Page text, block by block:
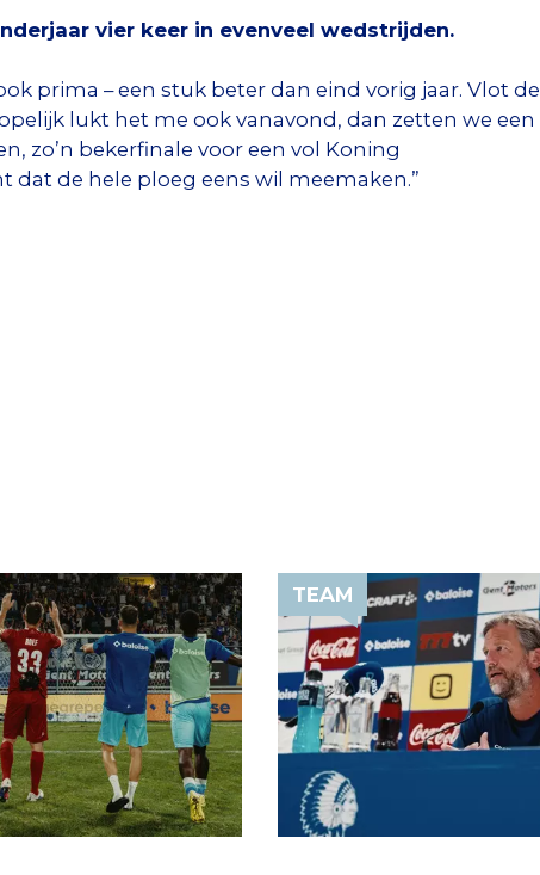
vier keer in evenveel wedstrijden.
prima – een stuk beter dan eind vorig jaar. Vlot de
lukt het me ook vanavond, dan zetten we een
zo’n bekerfinale voor een vol Koning
dat de hele ploeg eens wil meemaken.”
TEAM